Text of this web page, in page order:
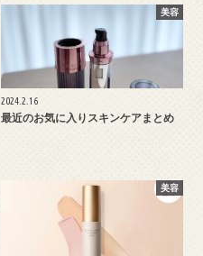
美容
2024.2.16
最近のお気に入りスキンケアまとめ
美容